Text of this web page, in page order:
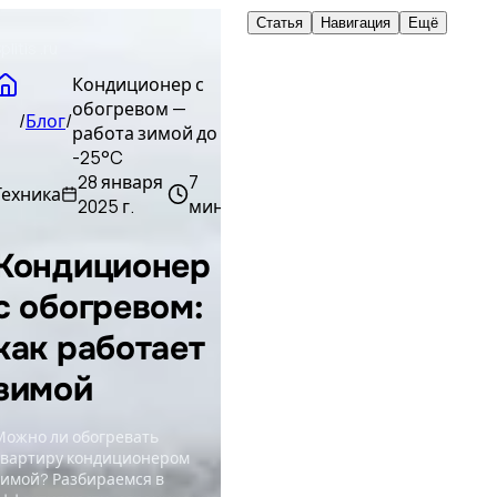
/Блог/
Кондиционер с
обогревом —
работа зимой до
-25°C
28 января
2025 г.
7
мин
обогревом:
работает
ли обогревать
кондиционером
Разбираемся в
Статья Навигация Ещё